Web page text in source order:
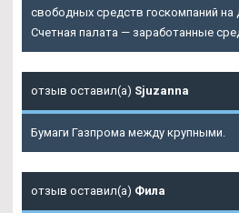
свободных средств госкомпаний на
Счетная палата — заработанные
отзыв оставил(а) Sjuzanna
Бумаги Газпрома между крупными.
отзыв оставил(а) Фила